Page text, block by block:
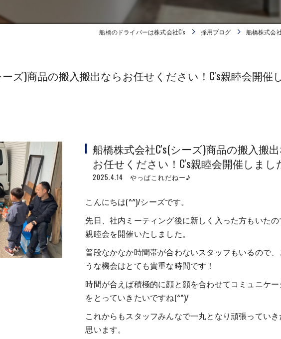
船橋のドライバーは株式会社C's 採用ブログ 船橋株式会
ズ)商品の搬入搬出ならお任せください！C's親睦会開催
船橋株式会社C's(シーズ)商品の搬入搬
お任せください！C's親睦会開催しまし
2025.4.14 やっぱこれだねー♪
こんにちは(^^)/シーズです。
先日、社内ミーティング後に新しく入った方もいたの
親睦会を開催いたしました。
普段なかなか時間帯が合わないスタッフもいるので、
うな機会はとても貴重な時間です！
時間が合えば積極的に顔と顔を合わせてコミュニケ
をとっていきたいですね(^^)/
これからもスタッフみんなで一丸となり頑張っていき
思います。